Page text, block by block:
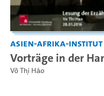
Asien-Afrika-Institut
Vorträge in der
Võ Thị Hảo